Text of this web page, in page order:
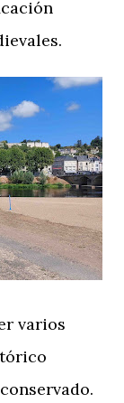
varios